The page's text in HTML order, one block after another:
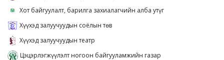
Хот байгуулалт, барилга захиалагчийн алба утүг
Хүүхэд залуучуудын соёлын төв
Хүүхэд залуучуудын театр
Цэцэрлэгжүүлэлт ногоон байгууламжийн газар